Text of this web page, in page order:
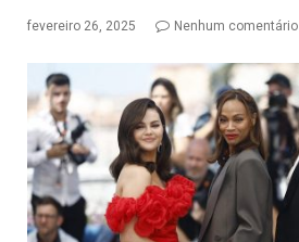
fevereiro 26, 2025 Nenhum comentário